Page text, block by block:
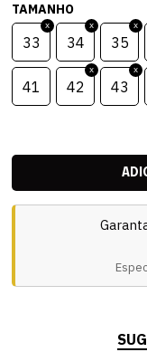
TAMANHO
33 34 35
41 42 43